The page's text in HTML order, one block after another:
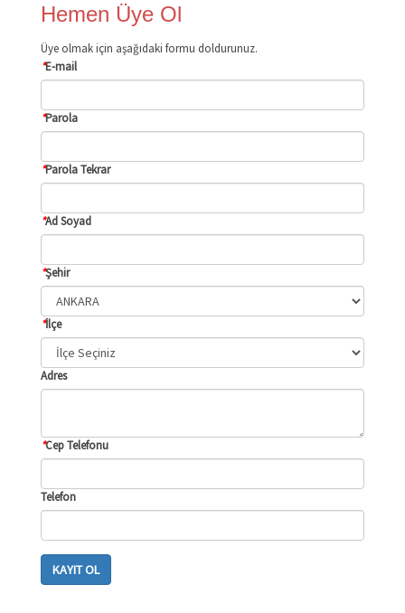
Hemen Üye Ol
Üye olmak için aşağıdaki formu doldurunuz.
*E-mail
*Parola
*Parola Tekrar
*Ad Soyad
*Şehir
*İlçe
Adres
*Cep Telefonu
Telefon
KAYIT OL